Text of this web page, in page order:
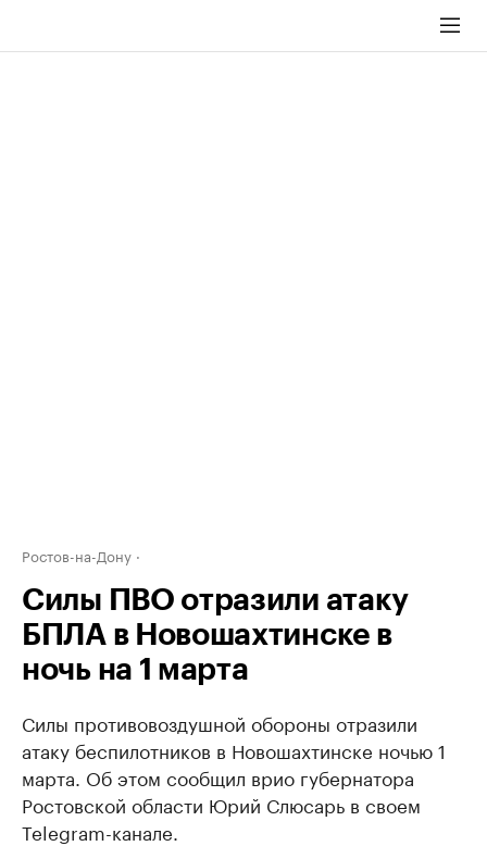
Ростов-на-Дону
Силы ПВО отразили атаку
БПЛА в Новошахтинске в
ночь на 1 марта
Силы противовоздушной обороны отразили
атаку беспилотников в Новошахтинске ночью 1
марта. Об этом сообщил врио губернатора
Ростовской области Юрий Слюсарь в своем
Telegram-канале.